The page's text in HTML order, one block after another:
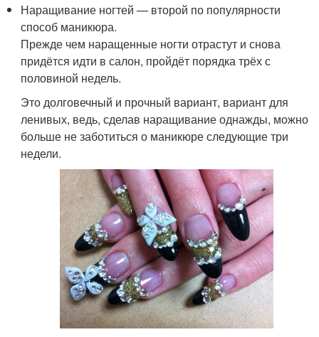
Наращивание ногтей — второй по популярности
способ маникюра.
Прежде чем наращенные ногти отрастут и снова
придётся идти в салон, пройдёт порядка трёх с
половиной недель.
Это долговечный и прочный вариант, вариант для
ленивых, ведь, сделав наращивание однажды, можно
больше не заботиться о маникюре следующие три
недели.